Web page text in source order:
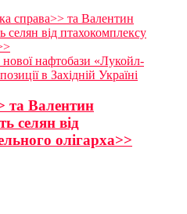
справа>> та Валентин
селян від птахокомплексу
нової нафтобази «Лукойл-
в Західній Україні
та Валентин
селян від
олігарха>>